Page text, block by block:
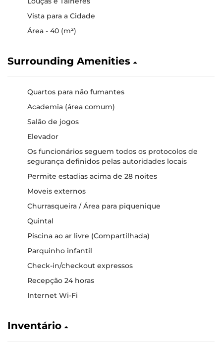
Vista para a Cidade
Área - 40 (m²)
Surrounding Amenities
Quartos para não fumantes
Academia (área comum)
Salão de jogos
Elevador
Os funcionários seguem todos os protocolos de
segurança definidos pelas autoridades locais
Permite estadias acima de 28 noites
Moveis externos
Churrasqueira / Área para piquenique
Quintal
Piscina ao ar livre (Compartilhada)
Parquinho infantil
Check-in/checkout expressos
Recepção 24 horas
Internet Wi-Fi
Inventário